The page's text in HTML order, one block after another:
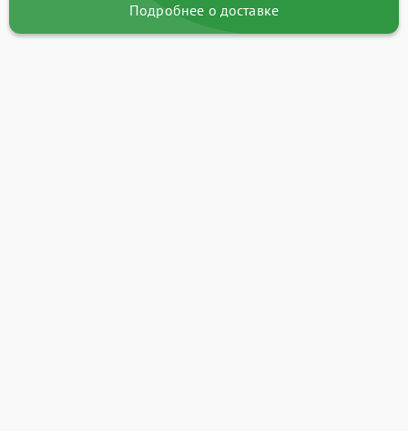
Подробнее о доставке